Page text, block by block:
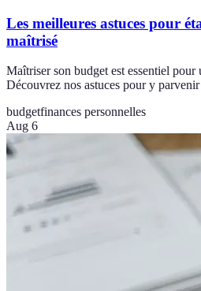
Les meilleures astuces pour
maîtrisé
Maîtriser son budget est essentiel
Découvrez nos astuces pour y
budgetfinances personnelles
Aug 6